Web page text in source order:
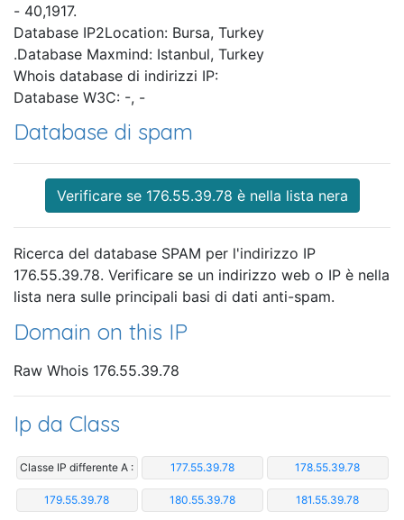
- 40,1917.
Database IP2Location: Bursa, Turkey
.Database Maxmind: Istanbul, Turkey
Whois database di indirizzi IP:
Database W3C: -, -
Database di spam
Verificare se 176.55.39.78 è nella lista nera
Ricerca del database SPAM per l'indirizzo IP
176.55.39.78. Verificare se un indirizzo web o IP è nella
lista nera sulle principali basi di dati anti-spam.
Domain on this IP
Raw Whois 176.55.39.78
Ip da Class
Classe IP differente A : 177.55.39.78 178.55.39.78
179.55.39.78 180.55.39.78 181.55.39.78